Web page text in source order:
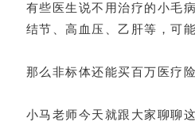
有些医生说不用治疗的小毛
结节、高血压、乙肝等，可
那么非标体还能买百万医疗
小马老师今天就跟大家聊聊这